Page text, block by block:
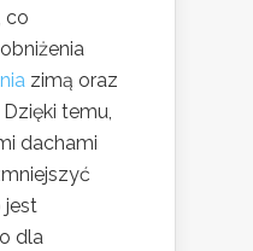
co
zimą oraz
temu,
dachami
jest
dla